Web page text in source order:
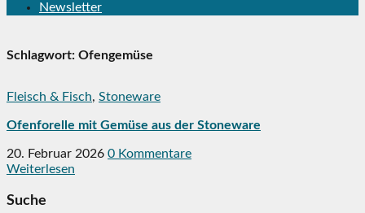
Newsletter
Schlagwort: Ofengemüse
Fleisch & Fisch, Stoneware
Ofenforelle mit Gemüse aus der Stoneware
20. Februar 2026 0 Kommentare
Weiterlesen
Suche